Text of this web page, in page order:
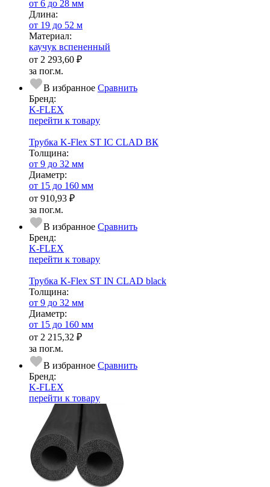
от 6 до 28 мм
Длина:
от 19 до 52 м
Ма­­те­­ри­­ал:
каучук вспененный
от 2 293,60 ₽
за пог.м.
В избранное Сравнить
Бренд:
K-FLEX
перейти к товару
Трубка K-Flex ST IC CLAD ВК
Тол­щи­на:
от 9 до 32 мм
Диаметр:
от 15 до 160 мм
от 910,93 ₽
за пог.м.
В избранное Сравнить
Бренд:
K-FLEX
перейти к товару
Трубка K-Flex ST IN CLAD black
Тол­щи­на:
от 9 до 32 мм
Диаметр:
от 15 до 160 мм
от 2 215,32 ₽
за пог.м.
В избранное Сравнить
Бренд:
K-FLEX
перейти к товару